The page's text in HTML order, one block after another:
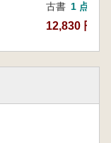
古書 1 点
12,830 円